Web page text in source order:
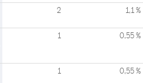
2 1,1 %
1 0,55 %
1 0,55 %